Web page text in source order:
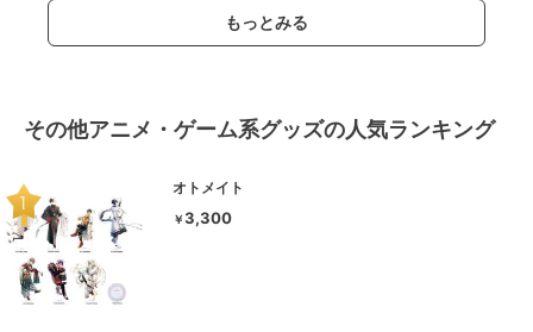
もっとみる
その他アニメ・ゲーム系グッズの人気ランキング
オトメイト
￥3,300